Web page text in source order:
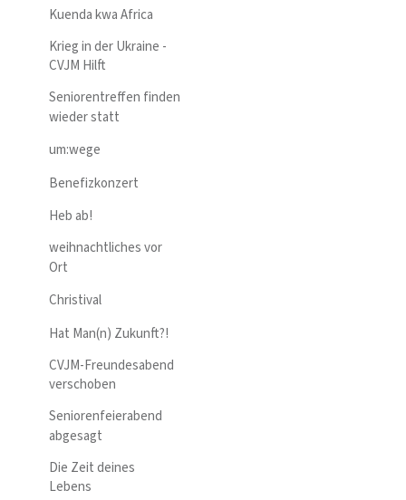
Kuenda kwa Africa
Krieg in der Ukraine -
CVJM Hilft
Seniorentreffen finden
wieder statt
um:wege
Benefizkonzert
Heb ab!
weihnachtliches vor
Ort
Christival
Hat Man(n) Zukunft?!
CVJM-Freundesabend
verschoben
Seniorenfeierabend
abgesagt
Die Zeit deines
Lebens